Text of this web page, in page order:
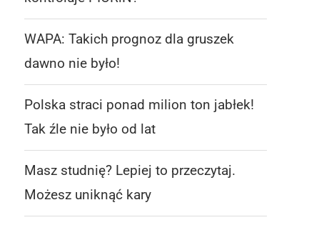
WAPA: Takich prognoz dla gruszek
dawno nie było!
Polska straci ponad milion ton jabłek!
Tak źle nie było od lat
Masz studnię? Lepiej to przeczytaj.
Możesz uniknąć kary